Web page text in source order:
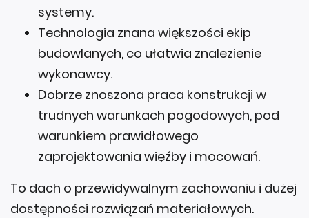
systemy.
Technologia znana większości ekip
budowlanych, co ułatwia znalezienie
wykonawcy.
Dobrze znoszona praca konstrukcji w
trudnych warunkach pogodowych, pod
warunkiem prawidłowego
zaprojektowania więźby i mocowań.
To dach o przewidywalnym zachowaniu i dużej
dostępności rozwiązań materiałowych.